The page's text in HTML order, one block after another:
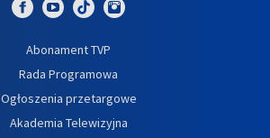
Abonament TVP
Rada Programowa
Ogłoszenia przetargowe
Akademia Telewizyjna